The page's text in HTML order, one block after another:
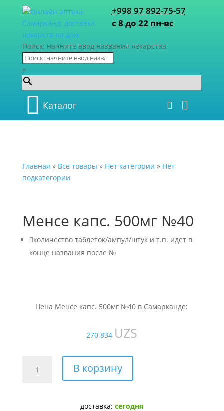
+998 97 892-75-57
с 8 до 22 пн-вс
Поиск: начните ввод названия лекарства
×
Каталог
Главная » Все товары » Нет категории » Нет
подкатегории
Менсе капс. 500мг №40
количество таблеток/ампул/штук и т.п. идет в
конце названия после №
Цена Менсе капс. 500мг №40 в Самарканде:
270 834 UZS
товара
В корзину
доставка: сегодня